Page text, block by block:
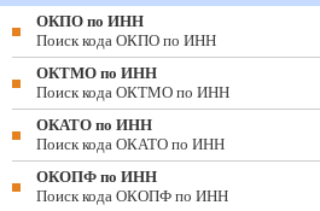
ОКПО по ИНН
Поиск кода ОКПО по ИНН
ОКТМО по ИНН
Поиск кода ОКТМО по ИНН
ОКАТО по ИНН
Поиск кода ОКАТО по ИНН
ОКОПФ по ИНН
Поиск кода ОКОПФ по ИНН